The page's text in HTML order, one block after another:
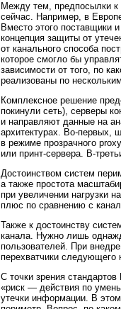
Между тем, предпосылки к
сейчас. Например, в
Вместо этого поставщики
концепция защиты от
от канального способа
которое смогло бы
зависимости от того, по
реализованы по
Комплексное решение
покинули сеть), серверы
и направляют данные на
архитектурах. Во-первых,
в режиме прозрачного
или принт-сервера. В-
Достоинством систем
а также простота
при увеличении нагрузки
плюс по сравнению с
Также к достоинству
канала. Нужно лишь
пользователей. При
перехватчики следующего
С точки зрения
«риск — действия по
утечки информации. В